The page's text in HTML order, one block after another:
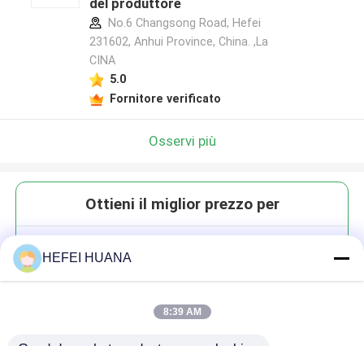
del produttore
No.6 Changsong Road, Hefei
231602, Anhui Province, China. ,La
CINA
5.0
Fornitore verificato
Osservi più
Ottieni il miglior prezzo per
HEFEI HUANA
8:39 AM